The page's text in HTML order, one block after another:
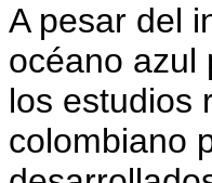
A pesar del
océano azul
los estudios
colombiano